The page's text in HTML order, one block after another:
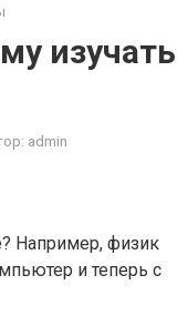
изучать
admin
Например, физик
и теперь с